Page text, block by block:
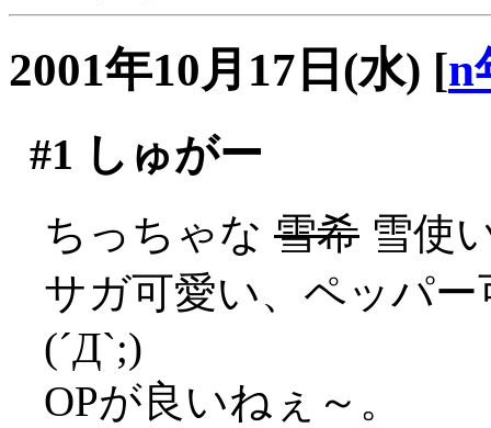
2001年10月17日(水) [n
#1 しゅがー
ちっちゃな 雪希 雪使
サガ可愛い、ペッパ
(´Д`;)
OPが良いねぇ～。